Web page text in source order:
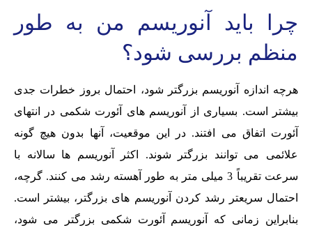
چرا باید آنوریسم من به طور
منظم بررسی شود؟
هرچه اندازه آنوریسم بزرگتر شود، احتمال بروز خطرات جدی
بیشتر است. بسیاری از آنوریسم های آئورت شکمی در انتهای
آئورت اتفاق می افتند. در این موقعیت، آنها بدون هیچ گونه
علائمی می توانند بزرگتر شوند. اکثر آنوریسم ها سالانه با
سرعت تقریباً 3 میلی متر به طور آهسته رشد می کنند. گرچه،
احتمال سریعتر رشد کردن آنوریسم های بزرگتر، بیشتر است.
بنابراین زمانی که آنوریسم آئورت شکمی بزرگتر می شود،